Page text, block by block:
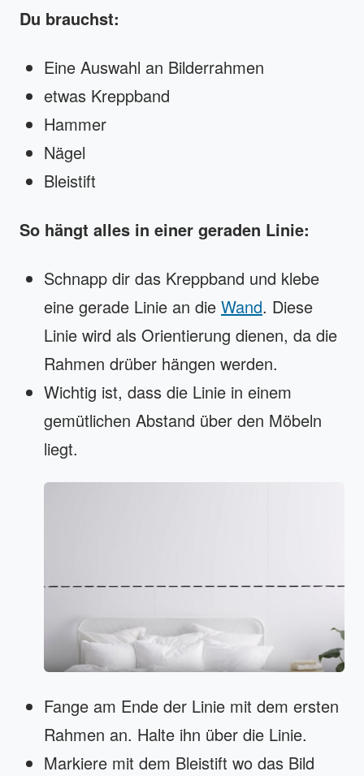
Du brauchst:
Eine Auswahl an Bilderrahmen
etwas Kreppband
Hammer
Nägel
Bleistift
So hängt alles in einer geraden Linie:
Schnapp dir das Kreppband und klebe
eine gerade Linie an die Wand. Diese
Linie wird als Orientierung dienen, da die
Rahmen drüber hängen werden.
Wichtig ist, dass die Linie in einem
gemütlichen Abstand über den Möbeln
liegt.
Fange am Ende der Linie mit dem ersten
Rahmen an. Halte ihn über die Linie.
Markiere mit dem Bleistift wo das Bild